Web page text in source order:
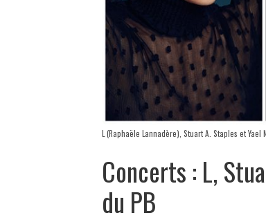
L (Raphaële Lannadère), Stuart A. Staples et Yael
Concerts : L,
du PB